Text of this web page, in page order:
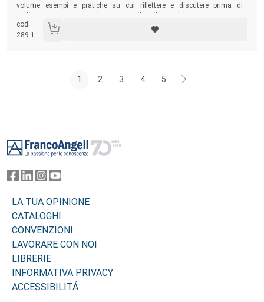
volume esempi e pratiche su cui riflettere e discutere prima di
ambienti formali che in quelli informali e non formali.
cod.
289.1
1 2 3 4 5
LA TUA OPINIONE
CATALOGHI
CONVENZIONI
LAVORARE CON NOI
LIBRERIE
INFORMATIVA PRIVACY
ACCESSIBILITÁ